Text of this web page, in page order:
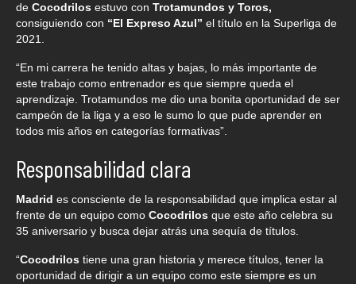
de Cocodrilos estuvo con Trotamundos y Toros,
consiguiendo con “El Expreso Azul” el título en la Superliga de
2021.
“En mi carrera he tenido altas y bajas, lo más importante de
este trabajo como entrenador es que siempre queda el
aprendizaje. Trotamundos me dio una bonita oportunidad de ser
campeón de la liga y a eso le sumo lo que pude aprender en
todos mis años en categorías formativas”.
Responsabilidad clara
Madrid es consciente de la responsabilidad que implica estar al
frente de un equipo como Cocodrilos que este año celebra su
35 aniversario y busca dejar atrás una sequía de títulos.
“Cocodrilos tiene una gran historia y merece títulos, tener la
oportunidad de dirigir a un equipo como este siempre es un